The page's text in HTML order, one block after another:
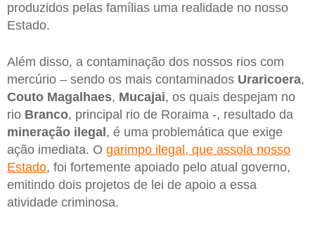
produzidos pelas famílias uma realidade no nosso
Estado.
Além disso, a contaminação dos nossos rios com
mercúrio – sendo os mais contaminados Uraricoera,
Couto Magalhaes, Mucajai, os quais despejam no
rio Branco, principal rio de Roraima -, resultado da
mineração ilegal, é uma problemática que exige
ação imediata. O garimpo ilegal, que assola nosso
Estado, foi fortemente apoiado pelo atual governo,
emitindo dois projetos de lei de apoio a essa
atividade criminosa.